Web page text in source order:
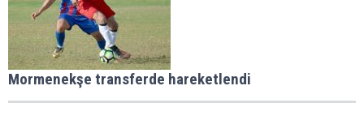
Mormenekşe transferde hareketlendi